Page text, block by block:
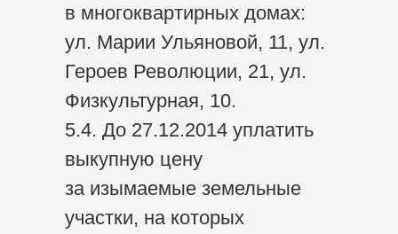
в многоквартирных домах:
ул. Марии Ульяновой, 11, ул.
Героев Революции, 21, ул.
Физкультурная, 10.
5.4. До 27.12.2014 уплатить
выкупную цену
за изымаемые земельные
участки, на которых